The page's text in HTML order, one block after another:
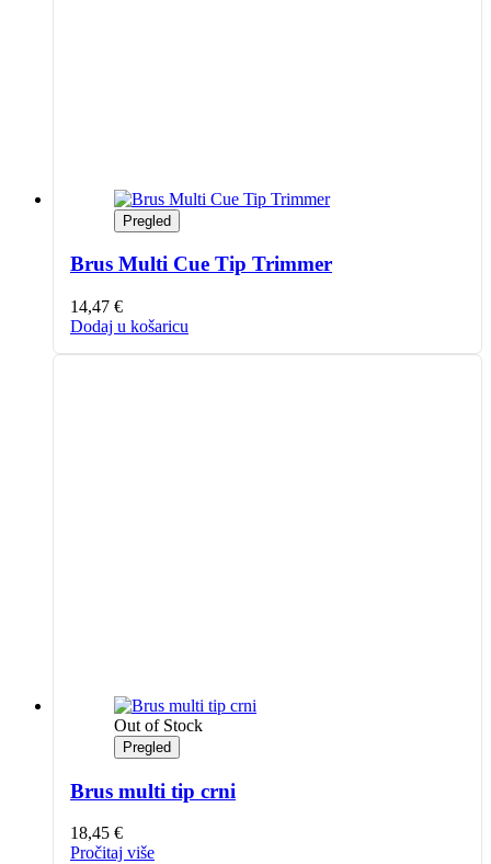
Pregled
Brus Multi Cue Tip Trimmer
14,47 €
Dodaj u košaricu
Out of Stock
Pregled
Brus multi tip crni
18,45 €
Pročitaj više